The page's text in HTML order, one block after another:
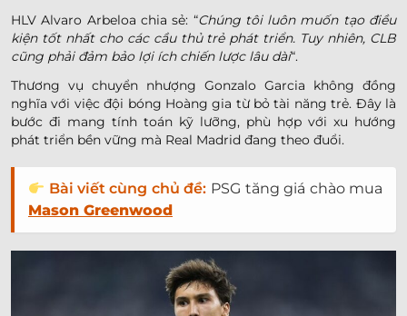
HLV Alvaro Arbeloa chia sẻ: “Chúng tôi luôn muốn tạo điều
kiện tốt nhất cho các cầu thủ trẻ phát triển. Tuy nhiên, CLB
cũng phải đảm bảo lợi ích chiến lược lâu dài“.
Thương vụ chuyển nhượng Gonzalo Garcia không đồng
nghĩa với việc đội bóng Hoàng gia từ bỏ tài năng trẻ. Đây là
bước đi mang tính toán kỹ lưỡng, phù hợp với xu hướng
phát triển bền vững mà Real Madrid đang theo đuổi.
Bài viết cùng chủ đề: PSG tăng giá chào mua
Mason Greenwood